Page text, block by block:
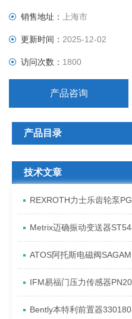
销售地址：上海市
更新时间：2025-12-02
访问次数： 1800
产品咨询
产品目录
技术文章
Metrix迈确振动变送器
ATOS阿托斯电磁阀
IFM易福门压力传感器
Bently本特利前置器